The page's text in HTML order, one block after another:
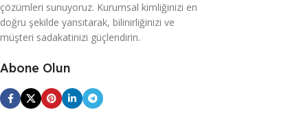
çözümleri sunuyoruz. Kurumsal kimliğinizi en
doğru şekilde yansıtarak, bilinirliğinizi ve
müşteri sadakatinizi güçlendirin.
Abone Olun